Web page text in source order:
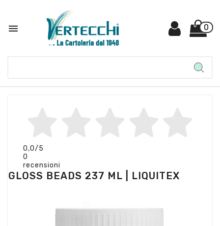
 0
0,0/5
0
recensioni
GLOSS BEADS 237 ML | LIQUITEX